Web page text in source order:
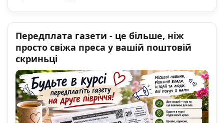
Передплата газети - це більше, ніж
просто свіжа преса у вашій поштовій
скриньці